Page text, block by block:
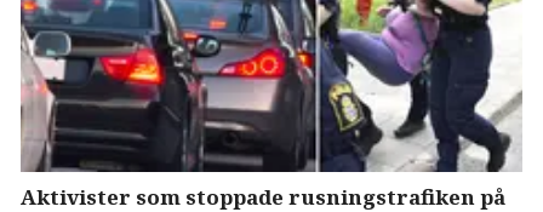
Aktivister som stoppade rusningstrafiken på